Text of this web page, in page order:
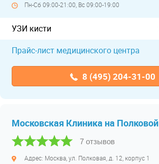
Пн-Сб 09:00-21:00, Вс 09:00-19:00
УЗИ кисти
Прайс-лист медицинского центра
8 (495) 204-31-00
Московская Клиника на Полковой
7 отзывов
Адрес: Москва, ул. Полковая, д. 12, корпус 1